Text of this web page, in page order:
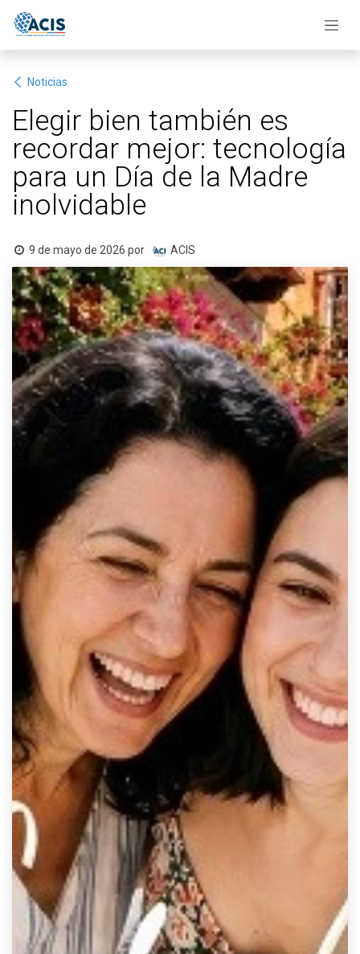
Noticias
Elegir bien también es
recordar mejor: tecnología
para un Día de la Madre
inolvidable
9 de mayo de 2026 por ACIS